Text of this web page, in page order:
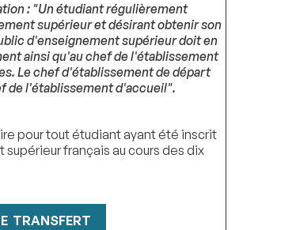
: "Un étudiant régulièrement
supérieur et désirant obtenir son
d'enseignement supérieur doit en
ainsi qu'au chef de l'établissement
Le chef d'établissement de départ
de l'établissement d'accueil".
pour tout étudiant ayant été inscrit
français au cours des dix
TRANSFERT